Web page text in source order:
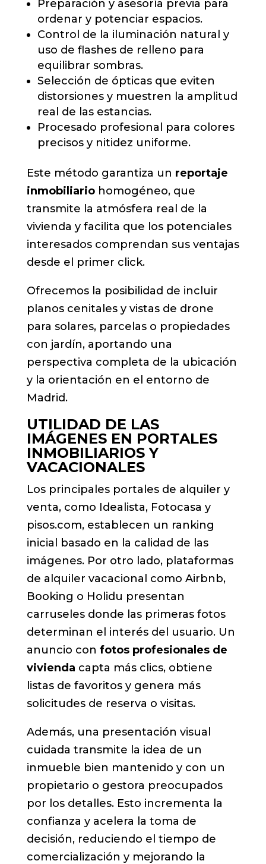
Preparación y asesoría previa para
ordenar y potenciar espacios.
Control de la iluminación natural y
uso de flashes de relleno para
equilibrar sombras.
Selección de ópticas que eviten
distorsiones y muestren la amplitud
real de las estancias.
Procesado profesional para colores
precisos y nitidez uniforme.
Este método garantiza un reportaje
inmobiliariohomogéneo, que
transmite la atmósfera real de la
vivienda y facilita que los potenciales
interesados comprendan sus ventajas
desde el primer click.
Ofrecemos la posibilidad de incluir
planos cenitales y vistas de drone
para solares, parcelas o propiedades
con jardín, aportando una
perspectiva completa de la ubicación
y la orientación en el entorno de
Madrid.
UTILIDAD DE LAS
IMÁGENES EN PORTALES
INMOBILIARIOS Y
VACACIONALES
Los principales portales de alquiler y
venta, como Idealista, Fotocasa y
pisos.com, establecen un ranking
inicial basado en la calidad de las
imágenes. Por otro lado, plataformas
de alquiler vacacional como Airbnb,
Booking o Holidu presentan
carruseles donde las primeras fotos
determinan el interés del usuario. Un
anuncio con fotos profesionales de
vivienda capta más clics, obtiene
listas de favoritos y genera más
solicitudes de reserva o visitas.
Además, una presentación visual
cuidada transmite la idea de un
inmueble bien mantenido y con un
propietario o gestora preocupados
por los detalles. Esto incrementa la
confianza y acelera la toma de
decisión, reduciendo el tiempo de
comercialización y mejorando la